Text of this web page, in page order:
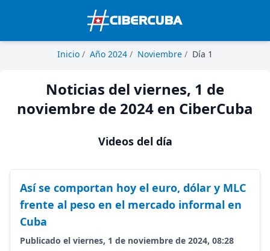
Inicio / Año 2024 / Noviembre / Día 1
Noticias del viernes, 1 de
noviembre de 2024 en CiberCuba
Videos del día
Así se comportan hoy el euro, dólar y MLC
frente al peso en el mercado informal en
Cuba
Publicado el viernes, 1 de noviembre de 2024, 08:28